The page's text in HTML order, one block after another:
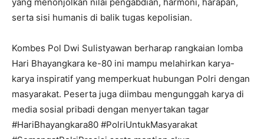
serta sisi humanis di balik tugas kepolisian.
Kombes Pol Dwi Sulistyawan berharap rangkaian lomba
Hari Bhayangkara ke-80 ini mampu melahirkan karya-
karya inspiratif yang memperkuat hubungan Polri dengan
masyarakat. Peserta juga diimbau mengunggah karya di
media sosial pribadi dengan menyertakan tagar
#HariBhayangkara80 #PolriUntukMasyarakat